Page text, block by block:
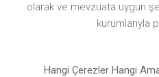
olarak ve mevzuata uygun
kurumlarıyla
Hangi Çerezler Hangi